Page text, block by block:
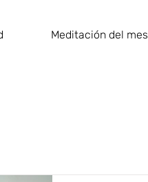
Meditación del mes